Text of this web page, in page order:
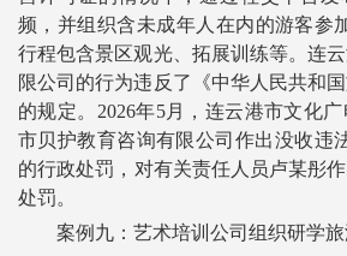
频，并组织含未成年人在内的游客参
行程包含景区观光、拓展训练等。连
限公司的行为违反了《中华人民共和
的规定。2026年5月，连云港市文化
市贝护教育咨询有限公司作出没收违
的行政处罚，对有关责任人员卢某彤
处罚。
案例九：艺术培训公司组织研学旅